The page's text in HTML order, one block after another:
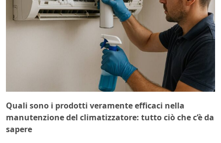
Quali sono i prodotti veramente efficaci nella
manutenzione del climatizzatore: tutto ciò che c’è da
sapere